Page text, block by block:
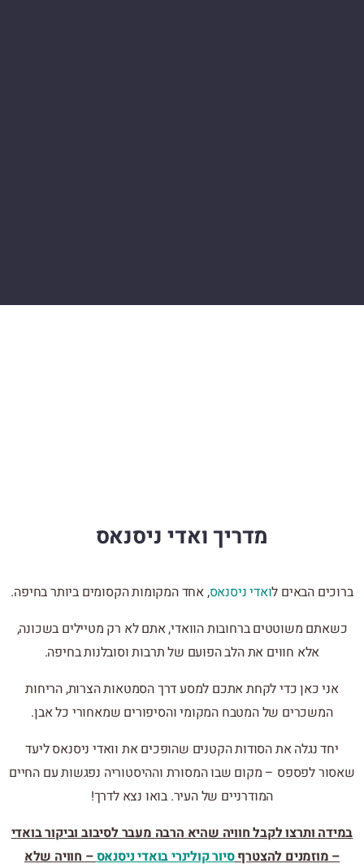
מדריך ואדי ניסנאס
ברוכים הבאים לואדי ניסנאס, אחד המקומות הקסומים ביותר בחיפה.
כשאתם משוטטים ברחובות הוואדי, אתם לא רק מטיילים בשכונה,
אלא חווים את הלב הפועם של תרבות וסובלנות בחיפה.
אני כאן כדי לקחת אתכם למסע דרך הסמטאות הצרות, הריחות
המשכרים של המטבח המקומי והסיפורים שמאחורי כל אבן.
יחד נגלה את הסודות הקטנים שהופכים את וואדי ניסנאס ליעד
שאסור לפספס – מקום שבו המסורת וההיסטוריה נפגשות עם החיים
המודרניים של העיר. בואו נצא לדרך!
במידה ותרצו לקבל חוויה שהיא הרבה מעבר לסיבוב וביקור בואדי
– מוזמנים להצטרףסיור קולינרי בואדי ניסנאס– חוויה שלא